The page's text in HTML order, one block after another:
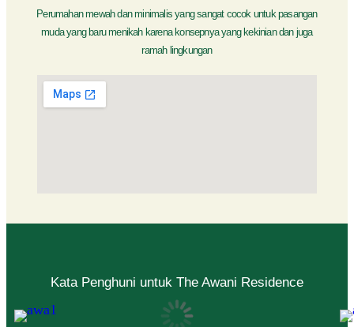
Perumahan mewah dan minimalis yang sangat cocok untuk pasangan
muda yang baru menikah karena konsepnya yang kekinian dan juga
ramah lingkungan
Kata Penghuni untuk The Awani Residence